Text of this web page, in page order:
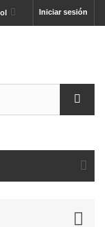
Iniciar sesión